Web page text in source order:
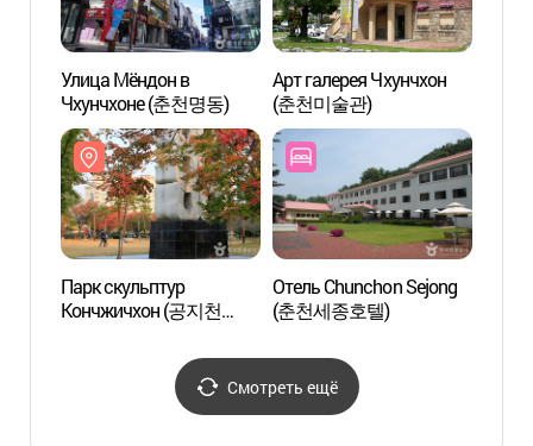
Улица Мёндон в
Чхунчхоне (춘천명동)
Арт галерея Чхунчхон
(춘천미술관)
Парк скульптур
Кончжичхон (공지천
Отель Chunchon Sejong
(춘천세종호텔)
Смотреть ещё